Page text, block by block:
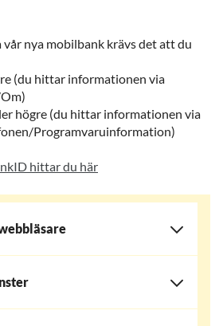
nya mobilbank krävs det att du
(du hittar informationen via
högre (du hittar informationen via
Programvaruinformation)
hittar du här